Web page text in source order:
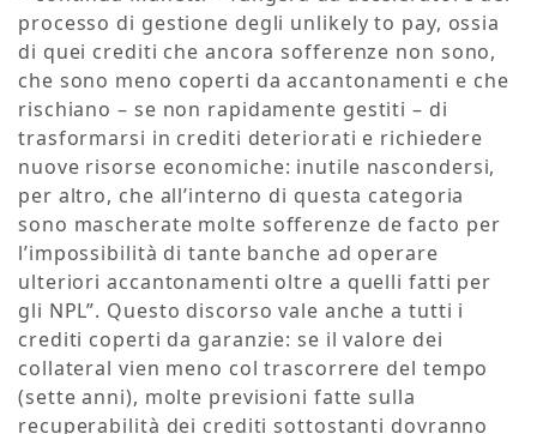
processo di gestione degli unlikely to pay, ossia
di quei crediti che ancora sofferenze non sono,
che sono meno coperti da accantonamenti e che
rischiano – se non rapidamente gestiti – di
trasformarsi in crediti deteriorati e richiedere
nuove risorse economiche: inutile nascondersi,
per altro, che all’interno di questa categoria
sono mascherate molte sofferenze de facto per
l’impossibilità di tante banche ad operare
ulteriori accantonamenti oltre a quelli fatti per
gli NPL”. Questo discorso vale anche a tutti i
crediti coperti da garanzie: se il valore dei
collateral vien meno col trascorrere del tempo
(sette anni), molte previsioni fatte sulla
recuperabilità dei crediti sottostanti dovranno